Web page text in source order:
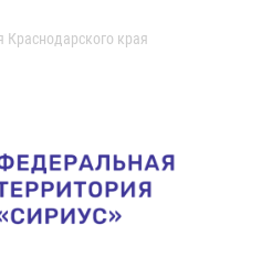
Краснодарского края